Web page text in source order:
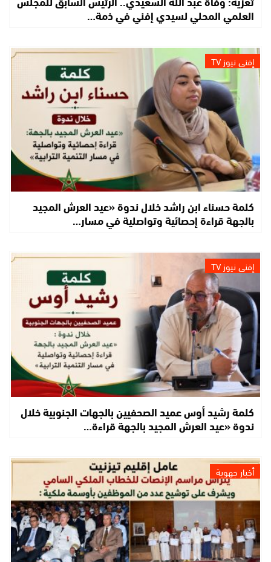
العلمي المحلي لسيدي إفني في ذمة…
إفني نيوز TV
كلمة حسناء ابن راشد خلال ندوة «عيد العرش المجيد
بالجهة قراءة إحصائية وتواصلية في مسار…
إفني نيوز TV
كلمة رشيد أوس عميد الصحفيين بالجهات الجنوبية خلال
ندوة «عيد العرش المجيد بالجهة قراءة…
أخبار جهوية